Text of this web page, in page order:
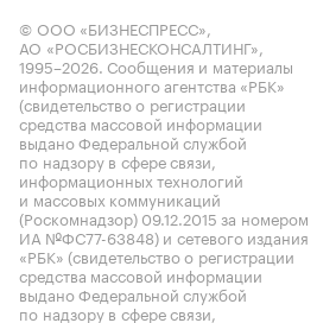
© ООО «БИЗНЕСПРЕСС»,
АО «РОСБИЗНЕСКОНСАЛТИНГ»,
1995–2026. Сообщения и материалы
информационного агентства «РБК»
(свидетельство о регистрации
средства массовой информации
выдано Федеральной службой
по надзору в сфере связи,
информационных технологий
и массовых коммуникаций
(Роскомнадзор) 09.12.2015 за номером
ИА №ФС77-63848) и сетевого издания
«РБК» (свидетельство о регистрации
средства массовой информации
выдано Федеральной службой
по надзору в сфере связи,